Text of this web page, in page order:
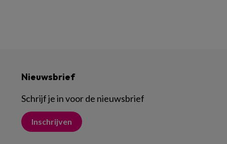
Nieuwsbrief
Schrijf je in voor de nieuwsbrief
Inschrijven